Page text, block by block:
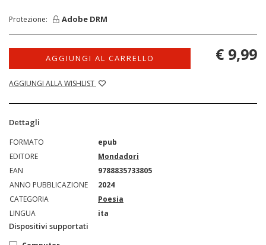
Protezione: Adobe DRM
AGGIUNGI AL CARRELLO
AGGIUNGI ALLA WISHLIST
€ 9,99
Dettagli
FORMATO
epub
EDITORE
Mondadori
EAN
9788835733805
ANNO PUBBLICAZIONE
2024
CATEGORIA
Poesia
LINGUA
ita
Dispositivi supportati